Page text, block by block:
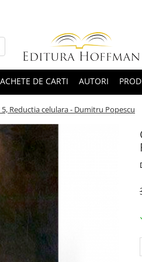
DE CARTI AUTORI
Reductia celulara - Dumitru Popescu